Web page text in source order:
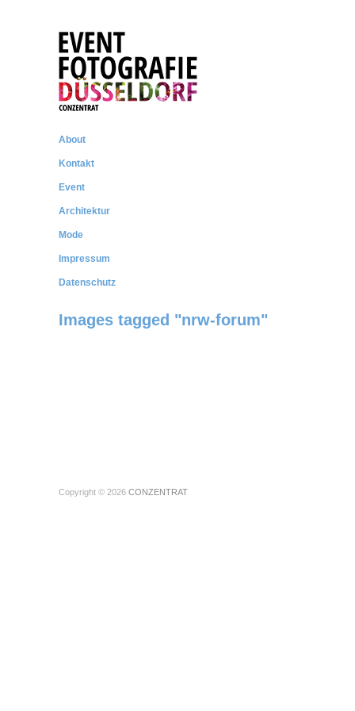
About
Kontakt
Event
Architektur
Mode
Impressum
Datenschutz
Images tagged "nrw-forum"
Copyright © 2026 CONZENTRAT